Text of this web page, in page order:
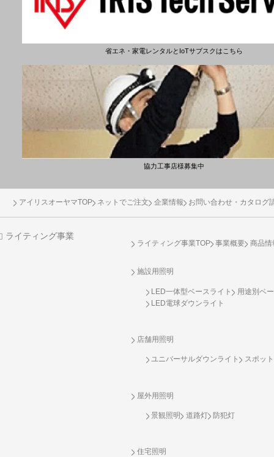
省エネ・家電レンタルとIoTサブスクはこちら
協力工事店様募集中
アイリスオーヤマTOP ネットでご注文 企業情報 お問い合わせ・カタログ
ライティング事業
ライティング事業TOP 事業概要 商品情
施設用照明
LED一体型ベースライト
用途別ベ
LED電球ダウンライト
店舗用照明
ユニバーサルダウンライト スポッ
屋外用照明
景観照明 道路灯 防犯灯
住宅照明